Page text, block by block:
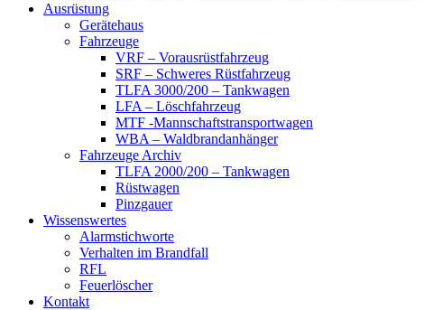
Ausrüstung
Gerätehaus
Fahrzeuge
VRF – Vorausrüstfahrzeug
SRF – Schweres Rüstfahrzeug
TLFA 3000/200 – Tankwagen
LFA – Löschfahrzeug
MTF -Mannschaftstransportwagen
WBA – Waldbrandanhänger
Fahrzeuge Archiv
TLFA 2000/200 – Tankwagen
Rüstwagen
Pinzgauer
Wissenswertes
Alarmstichworte
Verhalten im Brandfall
RFL
Feuerlöscher
Kontakt